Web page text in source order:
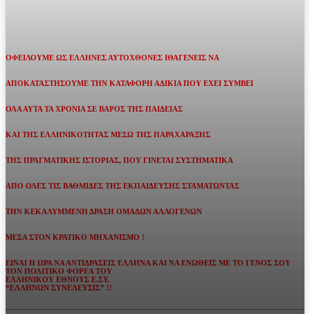
ΟΦΕΙΛΟΥΜΕ ΩΣ ΕΛΛΗΝΕΣ ΑΥΤΟΧΘΟΝΕΣ ΙΘΑΓΕΝΕΙΣ ΝΑ
ΑΠΟΚΑΤΑΣΤΗΣΟΥΜΕ ΤΗΝ ΚΑΤΑΦΟΡΗ ΑΔΙΚΙΑ ΠΟΥ ΕΧΕΙ ΣΥΜΒΕΙ
ΟΛΑ ΑΥΤΑ ΤΑ ΧΡΟΝΙΑ ΣΕ ΒΑΡΟΣ ΤΗΣ ΠΑΙΔΕΙΑΣ
ΚΑΙ ΤΗΣ ΕΛΛΗΝΙΚΟΤΗΤΑΣ ΜΕΣΩ ΤΗΣ ΠΑΡΑΧΑΡΑΞΗΣ
ΤΗΣ ΠΡΑΓΜΑΤΙΚΗΣ ΙΣΤΟΡΙΑΣ, ΠΟΥ ΓΙΝΕΤΑΙ ΣΥΣΤΗΜΑΤΙΚΑ
ΑΠΟ ΟΛΕΣ ΤΙΣ ΒΑΘΜΙΔΕΣ ΤΗΣ ΕΚΠΑΙΔΕΥΣΗΣ ΣΤΑΜΑΤΩΝΤΑΣ
ΤΗΝ ΚΕΚΑΛΥΜΜΕΝΗ ΔΡΑΣΗ ΟΜΑΔΩΝ ΑΛΛΟΓΕΝΩΝ
ΜΕΣΑ ΣΤΟΝ ΚΡΑΤΙΚΟ ΜΗΧΑΝΙΣΜΟ !
ΕΙΝΑΙ Η ΩΡΑ ΝΑ ΑΝΤΙΔΡΑΣΕΙΣ ΕΛΛΗΝΑ ΚΑΙ ΝΑ ΕΝΩΘΕΙΣ ΜΕ ΤΟ ΓΕΝΟΣ ΣΟΥ
ΤΟΝ ΠΟΛΙΤΙΚΟ ΦΟΡΕΑ ΤΟΥ
ΕΛΛΗΝΙΚΟΥ ΕΘΝΟΥΣ Ε.ΣΥ.
“ΕΛΛΗΝΩΝ ΣΥΝΕΛΕΥΣΙΣ” !!